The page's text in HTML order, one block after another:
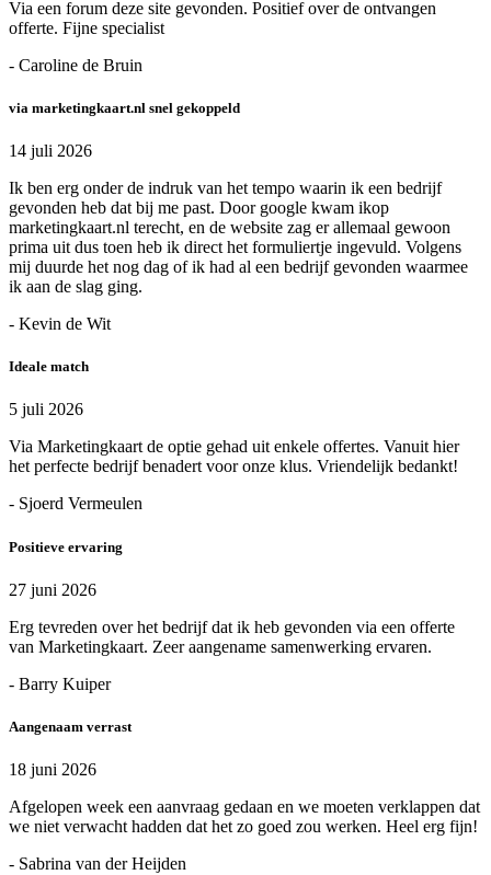
Via een forum deze site gevonden. Positief over de ontvangen
offerte. Fijne specialist
- Caroline de Bruin
via marketingkaart.nl snel gekoppeld
14 juli 2026
Ik ben erg onder de indruk van het tempo waarin ik een bedrijf
gevonden heb dat bij me past. Door google kwam ikop
marketingkaart.nl terecht, en de website zag er allemaal gewoon
prima uit dus toen heb ik direct het formuliertje ingevuld. Volgens
mij duurde het nog dag of ik had al een bedrijf gevonden waarmee
ik aan de slag ging.
- Kevin de Wit
Ideale match
5 juli 2026
Via Marketingkaart de optie gehad uit enkele offertes. Vanuit hier
het perfecte bedrijf benadert voor onze klus. Vriendelijk bedankt!
- Sjoerd Vermeulen
Positieve ervaring
27 juni 2026
Erg tevreden over het bedrijf dat ik heb gevonden via een offerte
van Marketingkaart. Zeer aangename samenwerking ervaren.
- Barry Kuiper
Aangenaam verrast
18 juni 2026
Afgelopen week een aanvraag gedaan en we moeten verklappen dat
we niet verwacht hadden dat het zo goed zou werken. Heel erg fijn!
- Sabrina van der Heijden